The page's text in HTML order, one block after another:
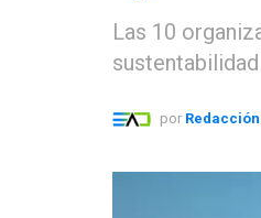
Las 10
por Redacción